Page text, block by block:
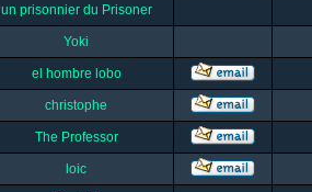
un prisonnier du Prisoner
Yoki
el hombre lobo
christophe
The Professor
loic